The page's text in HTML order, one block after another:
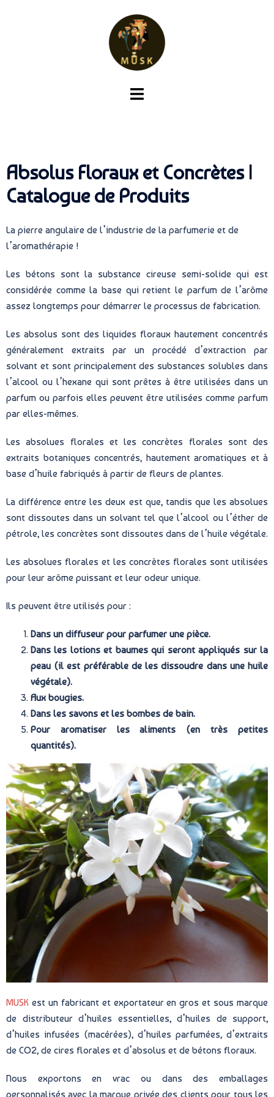
Absolus Floraux et Concrètes |
Catalogue de Produits
La pierre angulaire de l’industrie de la parfumerie et de
l’aromathérapie !
Les bétons sont la substance cireuse semi-solide qui est
considérée comme la base qui retient le parfum de l’arôme
assez longtemps pour démarrer le processus de fabrication.
Les absolus sont des liquides floraux hautement concentrés
généralement extraits par un procédé d’extraction par
solvant et sont principalement des substances solubles dans
l’alcool ou l’hexane qui sont prêtes à être utilisées dans un
parfum ou parfois elles peuvent être utilisées comme parfum
par elles-mêmes.
Les absolues florales et les concrètes florales sont des
extraits botaniques concentrés, hautement aromatiques et à
base d’huile fabriqués à partir de fleurs de plantes.
La différence entre les deux est que, tandis que les absolues
sont dissoutes dans un solvant tel que l’alcool ou l’éther de
pétrole, les concrètes sont dissoutes dans de l’huile végétale.
Les absolues florales et les concrètes florales sont utilisées
pour leur arôme puissant et leur odeur unique.
Ils peuvent être utilisés pour :
Dans un diffuseur pour parfumer une pièce.
Dans les lotions et baumes qui seront appliqués sur la
peau (il est préférable de les dissoudre dans une huile
végétale).
Aux bougies.
Dans les savons et les bombes de bain.
Pour aromatiser les aliments (en très petites
quantités).
MUSK est un fabricant et exportateur en gros et sous marque
de distributeur d’huiles essentielles, d’huiles de support,
d’huiles infusées (macérées), d’huiles parfumées, d’extraits
de CO2, de cires florales et d’absolus et de bétons floraux.
Nous exportons en vrac ou dans des emballages
personnalisés avec la marque privée des clients pour tous les